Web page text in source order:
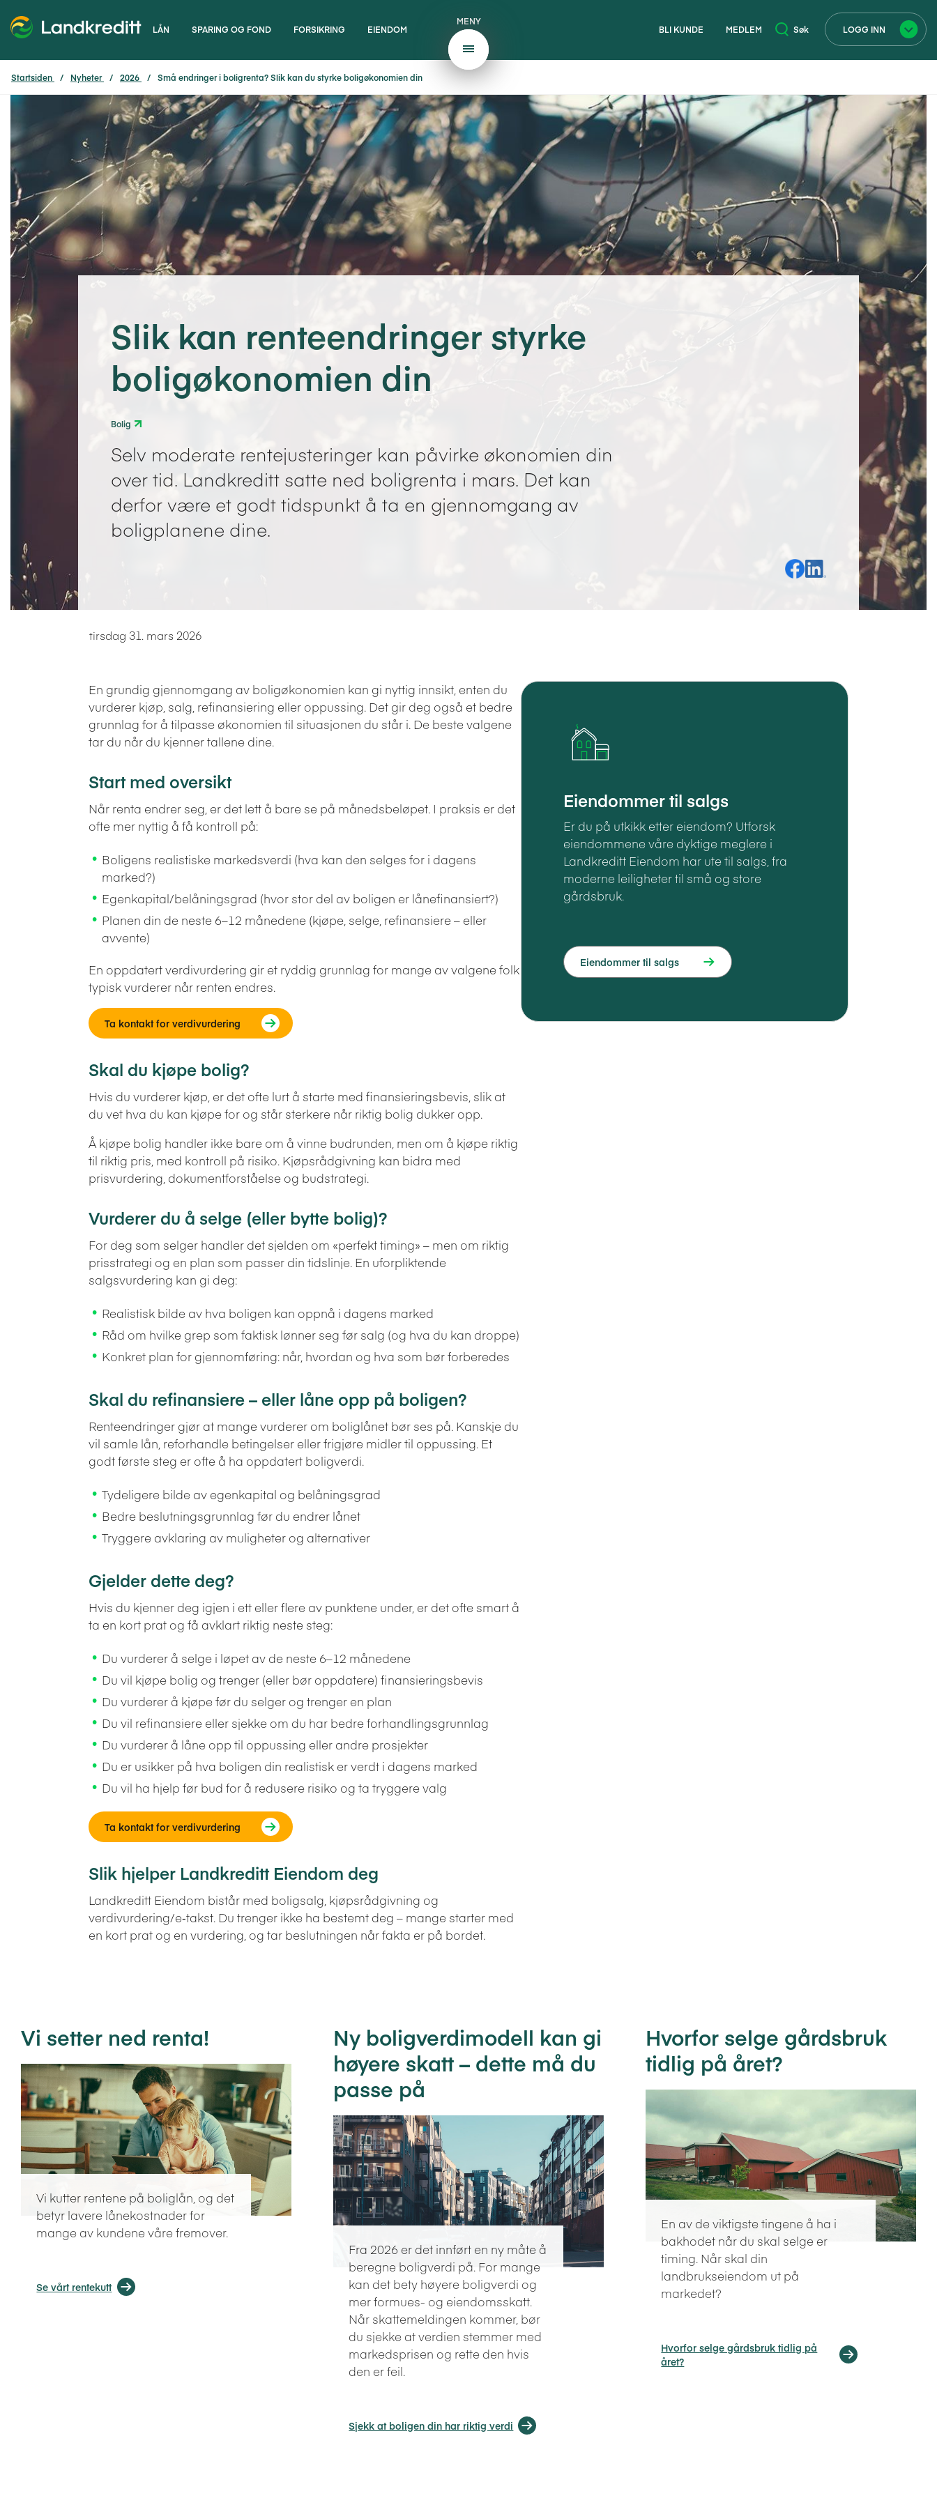
LÅN SPARING OG FOND FORSIKRING EIENDOM
MENY
BLI KUNDE MEDLEM Søk LOGG INN
×
Startsiden Nyheter 2026 Små endringer i boligrenta? Slik kan du styrke boligøkonomien din
Slik kan renteendringer styrke
boligøkonomien din
Bolig
Selv moderate rentejusteringer kan påvirke økonomien din
over tid. Landkreditt satte ned boligrenta i mars. Det kan
derfor være et godt tidspunkt å ta en gjennomgang av
boligplanene dine.
Del på Facebook
Del på LinkedIn
tirsdag 31. mars 2026
En grundig gjennomgang av boligøkonomien kan gi nyttig innsikt, enten du
vurderer kjøp, salg, refinansiering eller oppussing. Det gir deg også et bedre
grunnlag for å tilpasse økonomien til situasjonen du står i. De beste valgene
tar du når du kjenner tallene dine.
Start med oversikt
Når renta endrer seg, er det lett å bare se på månedsbeløpet. I praksis er det
ofte mer nyttig å få kontroll på:
Boligens realistiske markedsverdi (hva kan den selges for i dagens
marked?)
Egenkapital/belåningsgrad (hvor stor del av boligen er lånefinansiert?)
Planen din de neste 6–12 månedene (kjøpe, selge, refinansiere – eller
avvente)
En oppdatert verdivurdering gir et ryddig grunnlag for mange av valgene folk
typisk vurderer når renten endres.
Ta kontakt for verdivurdering
Skal du kjøpe bolig?
Hvis du vurderer kjøp, er det ofte lurt å starte med finansieringsbevis, slik at
du vet hva du kan kjøpe for og står sterkere når riktig bolig dukker opp.
Å kjøpe bolig handler ikke bare om å vinne budrunden, men om å kjøpe riktig
til riktig pris, med kontroll på risiko. Kjøpsrådgivning kan bidra med
prisvurdering, dokumentforståelse og budstrategi.
Vurderer du å selge (eller bytte bolig)?
For deg som selger handler det sjelden om «perfekt timing» – men om riktig
prisstrategi og en plan som passer din tidslinje. En uforpliktende
salgsvurdering kan gi deg:
Realistisk bilde av hva boligen kan oppnå i dagens marked
Råd om hvilke grep som faktisk lønner seg før salg (og hva du kan droppe)
Konkret plan for gjennomføring: når, hvordan og hva som bør forberedes
Skal du refinansiere – eller låne opp på boligen?
Renteendringer gjør at mange vurderer om boliglånet bør ses på. Kanskje du
vil samle lån, reforhandle betingelser eller frigjøre midler til oppussing. Et
godt første steg er ofte å ha oppdatert boligverdi.
Tydeligere bilde av egenkapital og belåningsgrad
Bedre beslutningsgrunnlag før du endrer lånet
Tryggere avklaring av muligheter og alternativer
Gjelder dette deg?
Hvis du kjenner deg igjen i ett eller flere av punktene under, er det ofte smart å
ta en kort prat og få avklart riktig neste steg:
Du vurderer å selge i løpet av de neste 6–12 månedene
Du vil kjøpe bolig og trenger (eller bør oppdatere) finansieringsbevis
Du vurderer å kjøpe før du selger og trenger en plan
Du vil refinansiere eller sjekke om du har bedre forhandlingsgrunnlag
Du vurderer å låne opp til oppussing eller andre prosjekter
Du er usikker på hva boligen din realistisk er verdt i dagens marked
Du vil ha hjelp før bud for å redusere risiko og ta tryggere valg
Ta kontakt for verdivurdering
Slik hjelper Landkreditt Eiendom deg
Landkreditt Eiendom bistår med boligsalg, kjøpsrådgivning og
verdivurdering/e‑takst. Du trenger ikke ha bestemt deg – mange starter med
en kort prat og en vurdering, og tar beslutningen når fakta er på bordet.
Eiendommer til salgs
Er du på utkikk etter eiendom? Utforsk
eiendommene våre dyktige meglere i
Landkreditt Eiendom har ute til salgs, fra
moderne leiligheter til små og store
gårdsbruk.
Eiendommer til salgs
Vi setter ned renta!
Vi kutter rentene på boliglån, og det
betyr lavere lånekostnader for
mange av kundene våre fremover.
Se vårt rentekutt
Ny boligverdimodell kan gi
høyere skatt – dette må du
passe på
Fra 2026 er det innført en ny måte å
beregne boligverdi på. For mange
kan det bety høyere boligverdi og
mer formues- og eiendomsskatt.
Når skattemeldingen kommer, bør
du sjekke at verdien stemmer med
markedsprisen og rette den hvis
den er feil.
Sjekk at boligen din har riktig verdi
Hvorfor selge gårdsbruk
tidlig på året?
En av de viktigste tingene å ha i
bakhodet når du skal selge er
timing. Når skal din
landbrukseiendom ut på
markedet?
Hvorfor selge gårdsbruk tidlig på
året?